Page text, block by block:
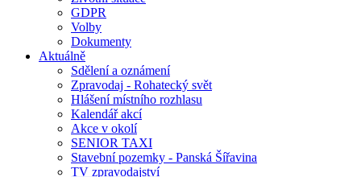
GDPR
Volby
Dokumenty
Aktuálně
Sdělení a oznámení
Zpravodaj - Rohatecký svět
Hlášení místního rozhlasu
Kalendář akcí
Akce v okolí
SENIOR TAXI
Stavební pozemky - Panská Šířavina
TV zpravodajství